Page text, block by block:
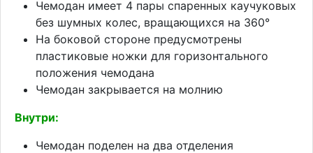
Чемодан имеет 4 пары спаренных каучуковых
без шумных колес, вращающихся на 360°
На боковой стороне предусмотрены
пластиковые ножки для горизонтального
положения чемодана
Чемодан закрывается на молнию
Внутри:
Чемодан поделен на два отделения